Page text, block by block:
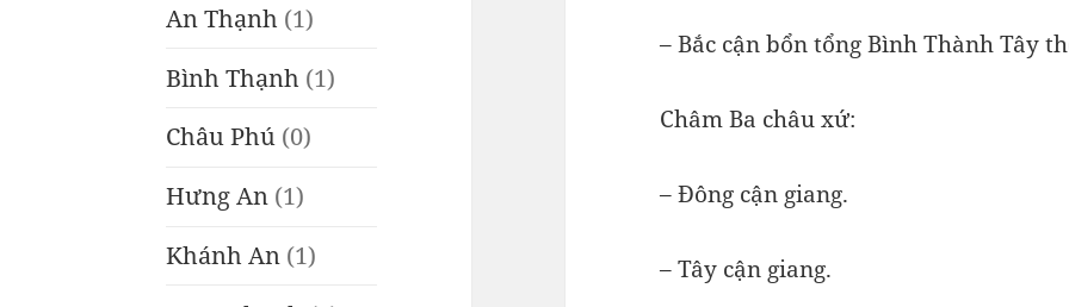
An Thạnh (1)
Bình Thạnh (1)
Châu Phú (0)
Hưng An (1)
Khánh An (1)
– Bắc cận bổn tổng Bình Thành Tây
Châm Ba châu xứ:
– Đông cận giang.
– Tây cận giang.